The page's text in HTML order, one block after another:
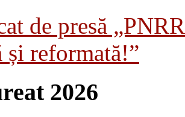
de presă
și reformată!”
2026